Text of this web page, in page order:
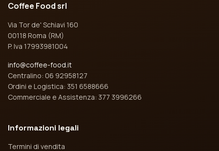
Coffee Food srl
Via Tor de' Schiavi 160
00118 Roma (RM)
P. Iva 17993981004
info@coffee-food.it
Centralino: 06 92958127
Ordini e Logistica: 351 6588666
Commerciale e Assistenza: 377 3996266
Informazioni legali
Termini di vendita